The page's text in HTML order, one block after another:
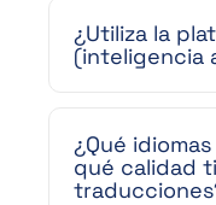
¿Utiliza la
(inteligencia
¿Qué
qué calidad